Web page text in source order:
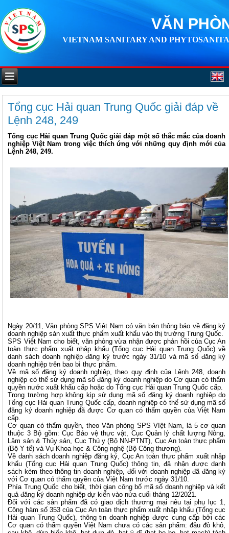
VĂN
VIETNAM SANITARY AND
Tổng cục Hải quan Trung Quốc giải đáp về
Lệnh 248, 249
Tổng cục Hải quan Trung Quốc giải đáp một số thắc mắc của doanh
nghiệp Việt Nam trong việc thích ứng với những quy định mới của
Lệnh 248, 249.
Ngày 20/11,Văn phòng SPS Việt Nam có văn bản thông báo về đăng ký
doanh nghiệp sản xuất thực phẩm xuất khẩu vào thị trường Trung Quốc.
SPS Việt Nam cho biết, văn phòng vừa nhận được phản hồi của Cục An
toàn thực phẩm xuất nhập khẩu (Tổng cục Hải quan Trung Quốc) về
danh sách doanh nghiệp đăng ký trước ngày 31/10 và mã số đăng ký
doanh nghiệp trên bao bì thực phẩm.
Về mã số đăng ký doanh nghiệp, theo quy định của Lệnh 248, doanh
nghiệp có thể sử dụng mã số đăng ký doanh nghiệp do Cơ quan có thẩm
quyền nước xuất khẩu cấp hoặc do Tổng cục Hải quan Trung Quốc cấp.
Trong trường hợp không kịp sử dụng mã số đăng ký doanh nghiệp do
Tổng cục Hải quan Trung Quốc cấp, doanh nghiệp có thể sử dụng mã số
đăng ký doanh nghiệp đã được Cơ quan có thẩm quyền của Việt Nam
cấp.
Cơ quan có thẩm quyền, theo Văn phòng SPS VIệt Nam, là 5 cơ quan
thuộc 3 Bộ gồm: Cục Bảo vệ thực vật, Cục Quản lý chất lượng Nông,
Lâm sản & Thủy sản, Cục Thú y (Bộ NN-PTNT), Cục An toàn thực phẩm
(Bộ Y tế) và Vụ Khoa học & Công nghệ (Bộ Công thương).
Về danh sách doanh nghiệp đăng ký, Cục An toàn thực phẩm xuất nhập
khẩu (Tổng cục Hải quan Trung Quốc) thông tin, đã nhận được danh
sách kèm theo thông tin doanh nghiệp, đối với doanh nghiệp đã đăng ký
với Cơ quan có thẩm quyền của Việt Nam trước ngày 31/10.
Phía Trung Quốc cho biết, thời gian công bố mã số doanh nghiệp và kết
quả đăng ký doanh nghiệp dự kiến vào nửa cuối tháng 12/2021.
Đối với các sản phẩm đã có giao dịch thương mại nêu tại phụ lục 1,
Công hàm số 353 của Cục An toàn thực phẩm xuất nhập khẩu (Tổng cục
Hải quan Trung Quốc), thông tin doanh nghiệp được cung cấp bởi các
Cơ quan có thẩm quyền Việt Nam chưa có các sản phẩm: đậu đỏ khô,